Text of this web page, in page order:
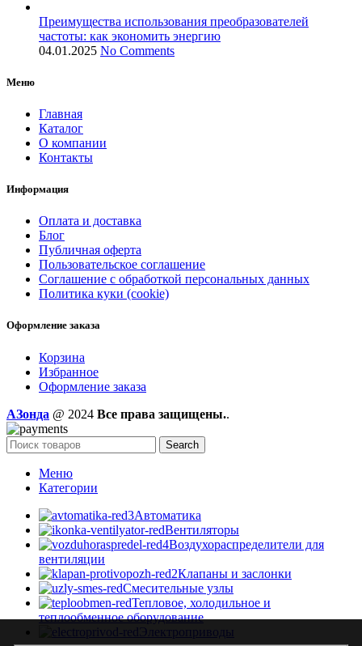
Преимущества использования преобразователей
частоты: как экономить энергию
04.01.2025 No Comments
Меню
Главная
Каталог
О компании
Контакты
Информация
Оплата и доставка
Блог
Публичная оферта
Пользовательское соглашение
Соглашение с обработкой персональных данных
Политика куки (cookie)
Оформление заказа
Корзина
Избранное
Оформление заказа
AЗонда @ 2024 Все права защищены..
Search
Меню
Категории
Автоматика
Вентиляторы
Воздухораспределители для
вентиляции
Клапаны и заслонки
Смесительные узлы
Тепловое, холодильное и
теплообменное оборудование
Электроприводы